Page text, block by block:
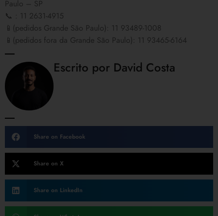
Paulo – SP
📞 : 11 2631-4915
📱(pedidos Grande São Paulo): 11 93489-1008
📱(pedidos fora da Grande São Paulo): 11 93465-6164
Escrito por David Costa
Share on Facebook
Share on X
Share on LinkedIn